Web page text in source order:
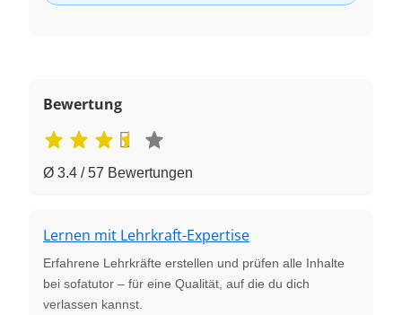
Bewertung
Ø 3.4 / 57 Bewertungen
Lernen mit Lehrkraft-Expertise
Erfahrene Lehrkräfte erstellen und prüfen alle Inhalte
bei sofatutor – für eine Qualität, auf die du dich
verlassen kannst.